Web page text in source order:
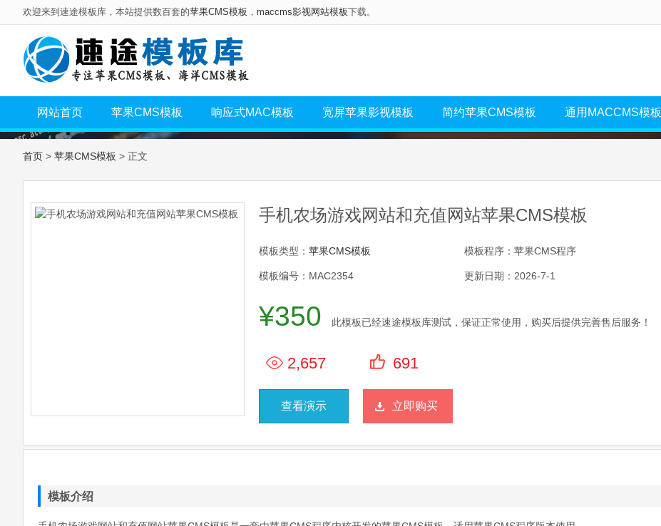
欢迎来到速途模板库，本站提供数百套的苹果CMS模板 ， maccms影视网站模板下载。
网站首页 苹果CMS模板 响应式MAC模板 宽屏苹果影视模板 简约苹果CMS模板 通用MACCMS模板
首页 > 苹果CMS模板 > 正文
手机农场游戏网站和充值网站苹果CMS模板
模板类型： 苹果CMS模板 模板程序：苹果CMS程序
模板编号：MAC2354 更新日期：2026-7-1
¥350 此模板已经速途模板库测试，保证正常使用，购买后提供完善售后服务！
2,657 691
查看演示 立即购买
模板介绍